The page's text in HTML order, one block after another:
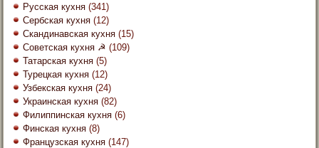
Русская кухня (341)
Сербская кухня (12)
Скандинавская кухня (15)
Советская кухня ☭ (109)
Татарская кухня (5)
Турецкая кухня (12)
Узбекская кухня (24)
Украинская кухня (82)
Филиппинская кухня (6)
Финская кухня (8)
Французская кухня (147)